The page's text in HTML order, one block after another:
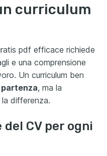
curriculum
pdf efficace richiede
e una comprensione
Un curriculum ben
, ma la
differenza.
CV per ogni